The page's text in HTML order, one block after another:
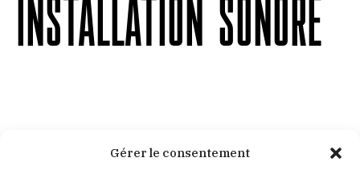
Gérer le consentement
INSTALLATION SONORE
Aucun résultat